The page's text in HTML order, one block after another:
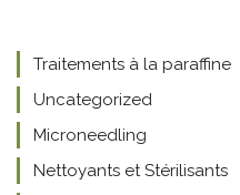
Traitements à la paraffine
Uncategorized
Microneedling
Nettoyants et Stérilisants